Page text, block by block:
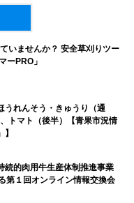
いませんか？ 安全草刈りツー
ーPRO」
うれんそう・きゅうり（通
トマト（後半）【青果市況情
的肉用牛生産体制推進事業
第１回オンライン情報交換会